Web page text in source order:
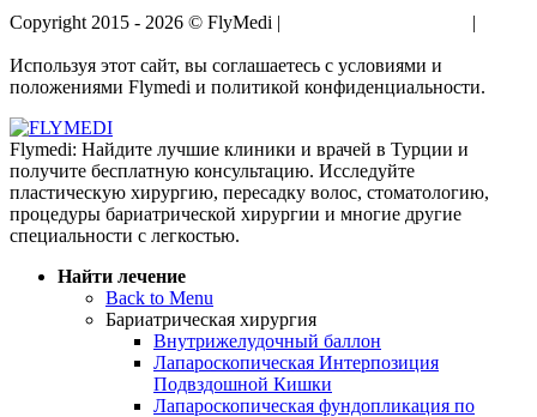
Copyright 2015 - 2026 © FlyMedi |
|
Используя этот сайт, вы соглашаетесь с условиями и
положениями Flymedi и политикой конфиденциальности.
Flymedi: Найдите лучшие клиники и врачей в Турции и
получите бесплатную консультацию. Исследуйте
пластическую хирургию, пересадку волос, стоматологию,
процедуры бариатрической хирургии и многие другие
специальности с легкостью.
Найти лечение
Back to Menu
Бариатрическая хирургия
Внутрижелудочный баллон
Лапароскопическая Интерпозиция
Подвздошной Кишки
Лапароскопическая фундопликация по